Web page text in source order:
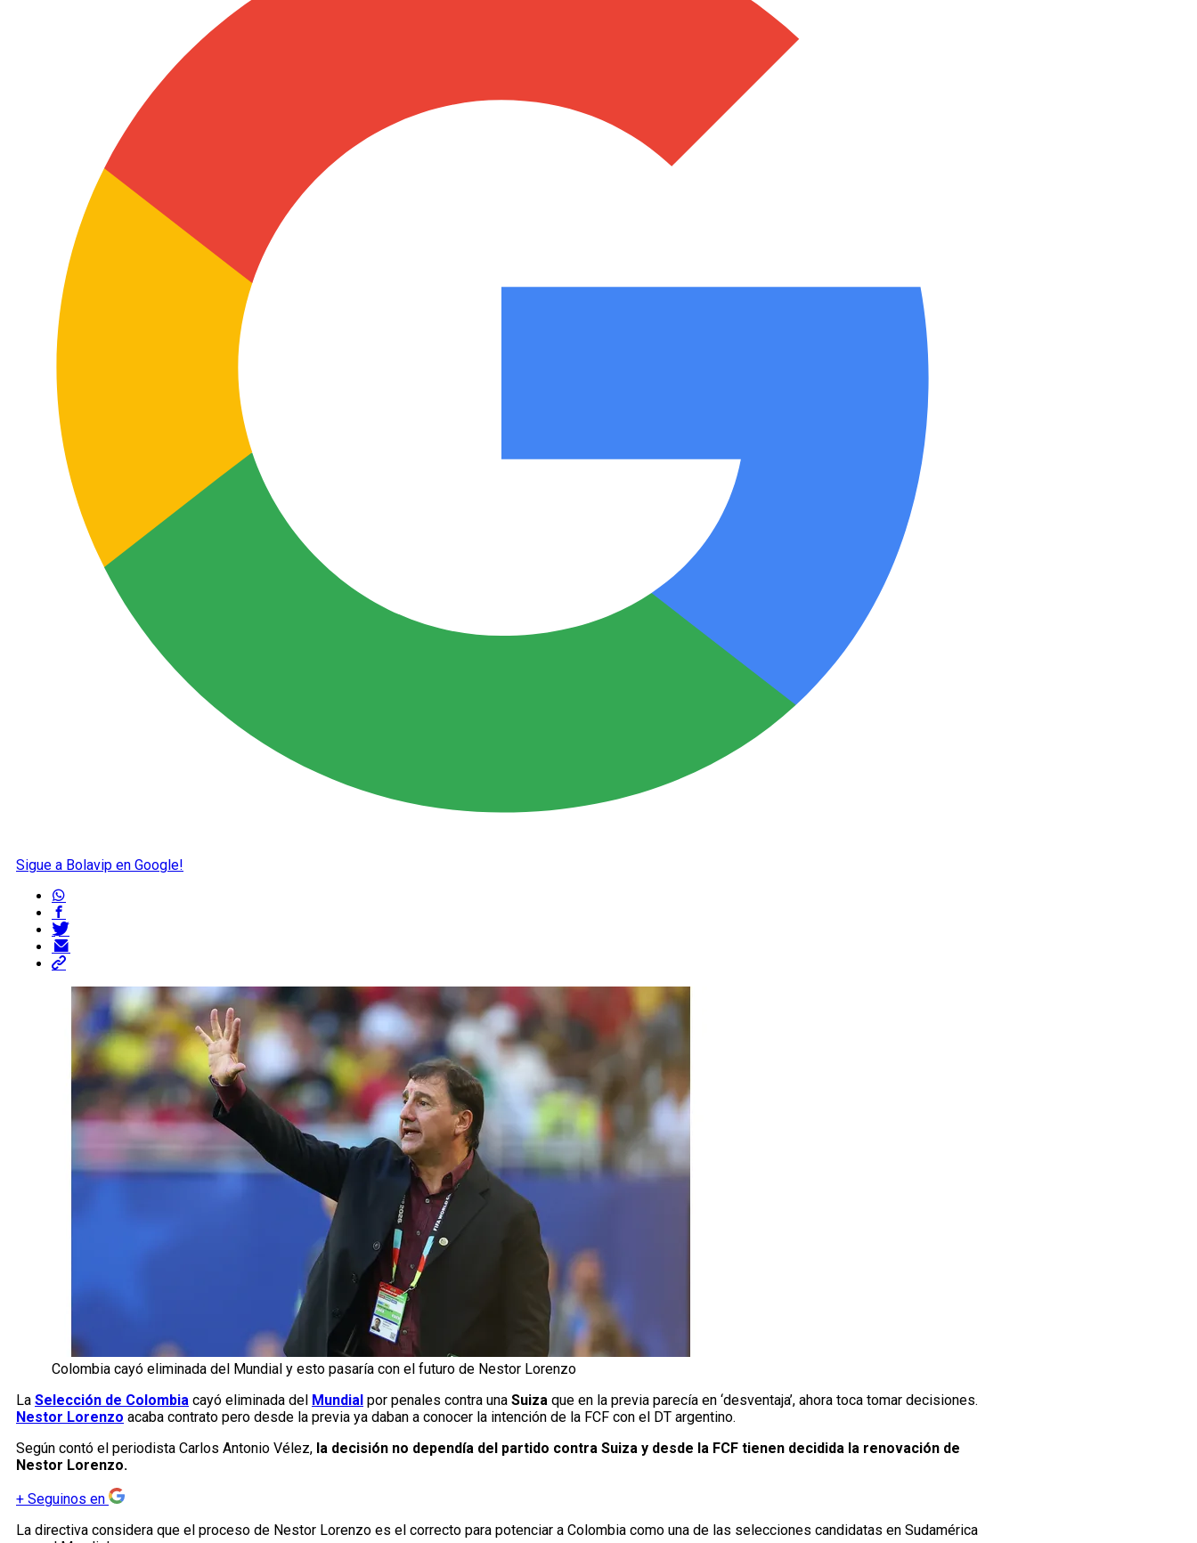
Sigue a Bolavip en Google!
Colombia cayó eliminada del Mundial y esto pasaría con el futuro de Nestor Lorenzo
La Selección de Colombia cayó eliminada del Mundial por penales contra una Suiza que en la previa parecía en ‘desventaja’, ahora toca tomar decisiones.
Nestor Lorenzo acaba contrato pero desde la previa ya daban a conocer la intención de la FCF con el DT argentino.
Según contó el periodista Carlos Antonio Vélez, la decisión no dependía del partido contra Suiza y desde la FCF tienen decidida la renovación de
Nestor Lorenzo.
+ Seguinos en
La directiva considera que el proceso de Nestor Lorenzo es el correcto para potenciar a Colombia como una de las selecciones candidatas en Sudamérica